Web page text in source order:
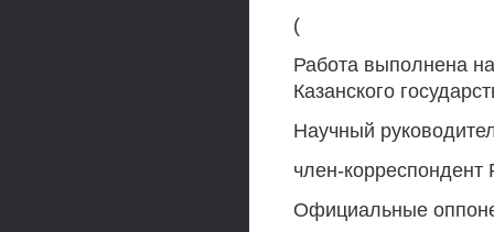
(
Работа выполнена
Казанского
Научный
член-
Официальные